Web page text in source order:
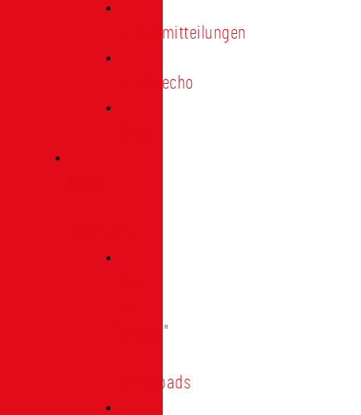
Pressemitteilungen
Presseecho
"digital"
Downloads